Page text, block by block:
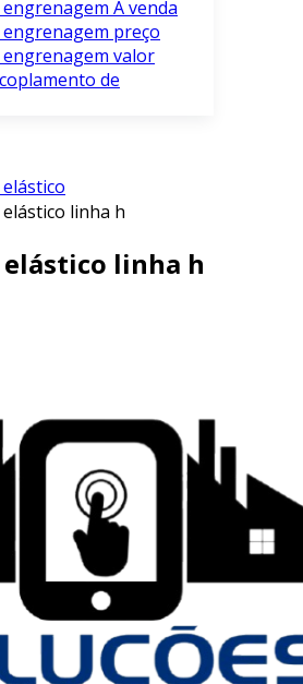
À venda
preço
valor
de
linha h
linha h